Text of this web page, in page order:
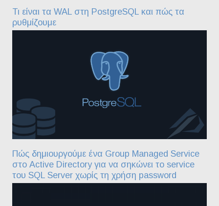
Τι είναι τα WAL στη PostgreSQL και πώς τα
ρυθμίζουμε
Πώς δημιουργούμε ένα Group Managed Service
στο Active Directory για να σηκώνει το service
του SQL Server χωρίς τη χρήση password